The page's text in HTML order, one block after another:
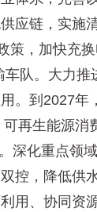
应链，实
，加快充
队。大力
。到2027
再生能源消
化重点领
，降低供
用、协同